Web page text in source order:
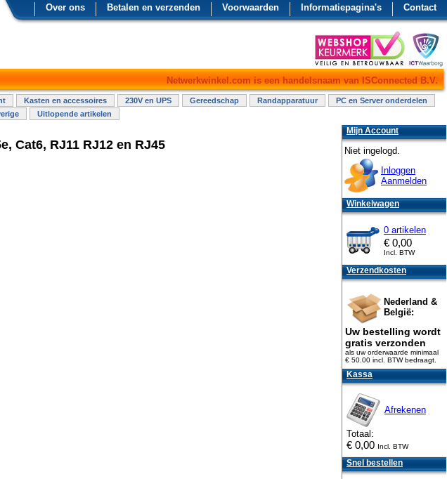
Contact
Informatiepagina's
Voorwaarden
Betalen en verzenden
Over ons
Netwerkwinkel.com is een handelsnaam van ISConnected B.V.
Kasten en accessoires 230V en UPS Gereedschap Randapparatuur
PC en Server onderdelen
Uitlopende artikelen
Cat6, RJ11 RJ12 en RJ45
Mijn Account
Niet ingelogd.
Inloggen
Aanmelden
Winkelwagen
0 artikelen
€ 0,00
Incl. BTW
Verzendkosten
Nederland &
België:
Uw bestelling wordt
gratis verzonden
als uw orderwaarde minimaal
€ 50.00 incl. BTWbedraagt.
Kassa
Afrekenen
Totaal:
€ 0,00 Incl. BTW
Snel bestellen